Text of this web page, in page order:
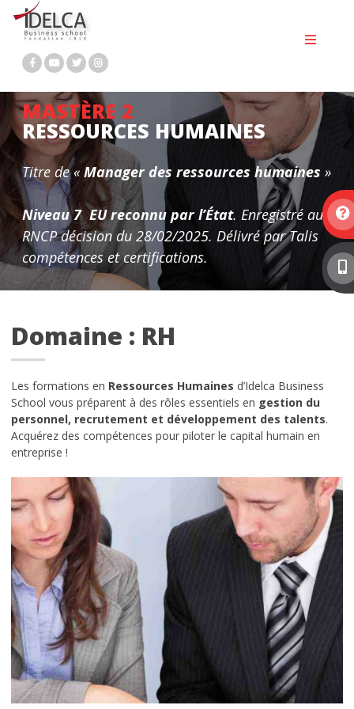
Passer
contenu
MASTÈRE 2
RESSOURCES HUMAINES
Titre de «Manager des ressources humaines »
Niveau 7 EUreconnu par l’État. Enregistré au
RNCP décision du 28/02/2025. Délivré par Talis
compétences et certifications.
Domaine : RH
Les formations en Ressources Humaines d’Idelca Business
School vous préparent à des rôles essentiels en gestion du
personnel, recrutement et développement des talents.
Acquérez des compétences pour piloter le capital humain en
entreprise !
BTS MCO
BTS NDRC
BTS PROFESSIONS IMMOBILIÈRES
BACHELOR MARKETING DIGITAL
BACHELOR RH
Bachelor immobilier
MASTÈRE 1 MARKETING DIGITAL ET
COMMUNICATION
MASTÈRE 2 MARKETING DIGITAL
MASTÈRE 2 RESSOURCES HUMAINES
DCG – Diplôme Comptabilité et Gestion
LE CAMPUS
L’histoire de l’école Idelca
Ecole à forte personnalité
Que deviennent-ils après les études?
Chiffres clés d’Idelca
Témoignages
Le cadre
Les news du BDE
INFORMATIONS